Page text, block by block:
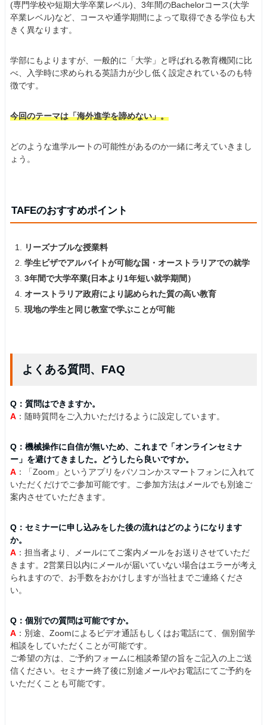
(専門学校や短期大学卒業レベル)、3年間のBachelorコース(大学
卒業レベル)など、コースや通学期間によって取得できる学位も大
きく異なります。
学部にもよりますが、一般的に「大学」と呼ばれる教育機関に比
べ、入学時に求められる英語力が少し低く設定されているのも特
徴です。
今回のテーマは「海外進学を諦めない」。
どのような進学ルートの可能性があるのか一緒に考えていきまし
ょう。
TAFEのおすすめポイント
リーズナブルな授業料
学生ビザでアルバイトが可能な国・オーストラリアでの就学
3年間で大学卒業(日本より1年短い就学期間）
オーストラリア政府により認められた質の高い教育
現地の学生と同じ教室で学ぶことが可能
よくある質問、FAQ
Q：質問はできますか。
A ：随時質問をご入力いただけるように設定しています。
Q：機械操作に自信が無いため、これまで「オンラインセミナ
ー」を避けてきました。どうしたら良いですか。
A ：「Zoom」というアプリをパソコンかスマートフォンに入れて
いただくだけでご参加可能です。ご参加方法はメールでも別途ご
案内させていただきます。
Q：セミナーに申し込みをした後の流れはどのようになります
か。
A ：担当者より、メールにてご案内メールをお送りさせていただ
きます。2営業日以内にメールが届いていない場合はエラーが考え
られますので、お手数をおかけしますが当社までご連絡くださ
い。
Q：個別での質問は可能ですか。
A ：別途、Zoomによるビデオ通話もしくはお電話にて、個別留学
相談をしていただくことが可能です。
ご希望の方は、ご予約フォームに相談希望の旨をご記入の上ご送
信ください。セミナー終了後に別途メールやお電話にてご予約を
いただくことも可能です。